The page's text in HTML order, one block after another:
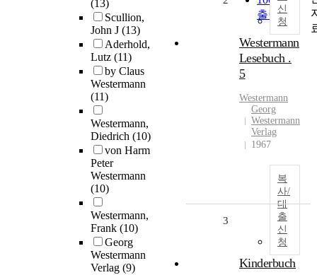
(13)
Scullion,
John J (13)
Aderhold,
Lutz (11)
by Claus
Westermann
(11)
Westermann,
Diedrich (10)
von Harm
Peter
Westermann
(10)
Westermann,
Frank (10)
Georg
Westermann
Verlag (9)
출력신
청
Westermann
Lesebuch .
5
Westermann
Georg
Westermann
Verlag
1967
복
사/
대
출
신
청
3
Kinderbuch